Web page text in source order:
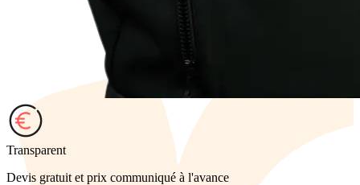
Transparent
Devis gratuit et prix communiqué à l'avance